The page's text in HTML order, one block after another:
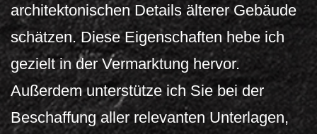
architektonischen Details älterer Gebäude
schätzen. Diese Eigenschaften hebe ich
gezielt in der Vermarktung hervor.
Außerdem unterstütze ich Sie bei der
Beschaffung aller relevanten Unterlagen,